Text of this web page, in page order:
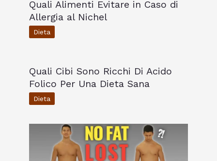
Quali Alimenti Evitare in Caso di
Allergia al Nichel
Dieta
Quali Cibi Sono Ricchi Di Acido
Folico Per Una Dieta Sana
Dieta